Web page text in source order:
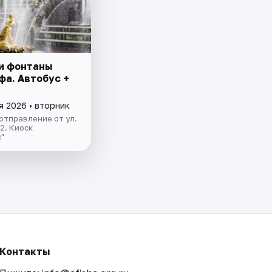
фонтаны
Автобус +
2026 • вторник
от ул.
Киоск
Контакты